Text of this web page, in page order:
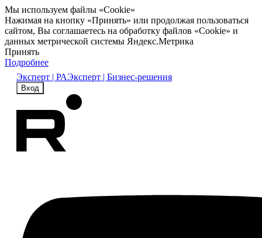
Мы используем файлы «Cookie»
Нажимая на кнопку «Принять» или продолжая пользоваться
сайтом, Вы соглашаетесь на обработку файлов «Cookie» и
данных метрической системы Яндекс.Метрика
Принять
Подробнее
Эксперт | РАЭксперт | Бизнес-решения
Вход